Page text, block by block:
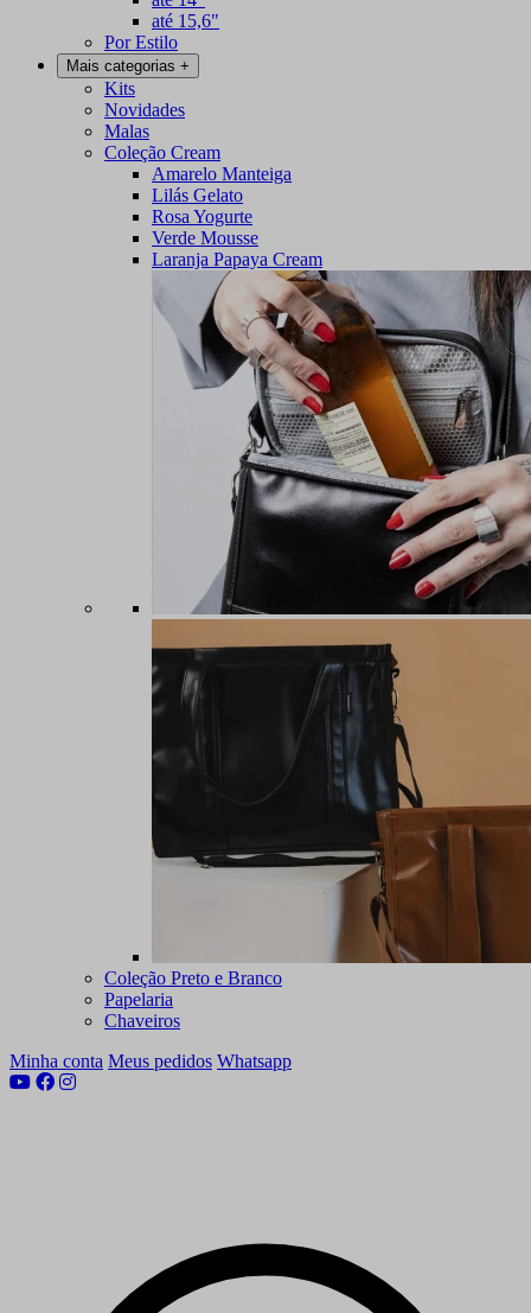
até 15,6"
Por Estilo
Mais categorias +
Kits
Novidades
Malas
Coleção Cream
Amarelo Manteiga
Lilás Gelato
Rosa Yogurte
Verde Mousse
Laranja Papaya Cream
Coleção Preto e Branco
Papelaria
Chaveiros
Minha conta Meus pedidos Whatsapp